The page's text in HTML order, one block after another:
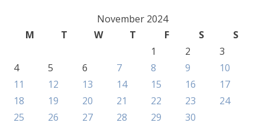
November 2024
M
T W T F S
S
1
2
3
4
5 6 7 8 9
10
11
12 13 14 15 16
17
18
19 20 21 22 23
24
25
26 27 28 29 30